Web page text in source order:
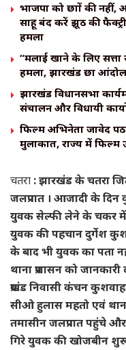
भाजपा को छात्रों की
साहू बंद करें झूठ की
हमला
“मलाई खाने के लिए
हमला, झारखंड छात्र
झारखंड विधानसभा
संचालन और विधायी
फिल्म अभिनेता जावेद
मुलाकात, राज्य में फिल्म
चतरा : झारखंड के चतरा
जलप्रपात । आजादी के
युवक सेल्फी लेने के चकर में
युवक की पहचान दुर्गेश
के बाद भी युवक का पता
थाना प्रशासन को
प्रखंड निवासी कंचन
सीओ हुलास महतो एवं थाना
तमासीन जलप्रपात पहुंचे
गिरे युवक की खोजबीन